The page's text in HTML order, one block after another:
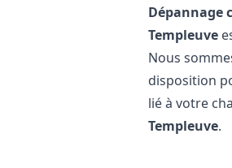
Dépannage
Templeuve
Nous
disposition
lié à votre
Templeuve.